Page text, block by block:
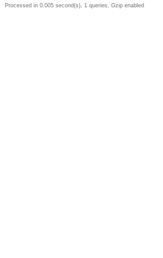
Processed in 0.005 second(s), 1 queries, Gzip enabled